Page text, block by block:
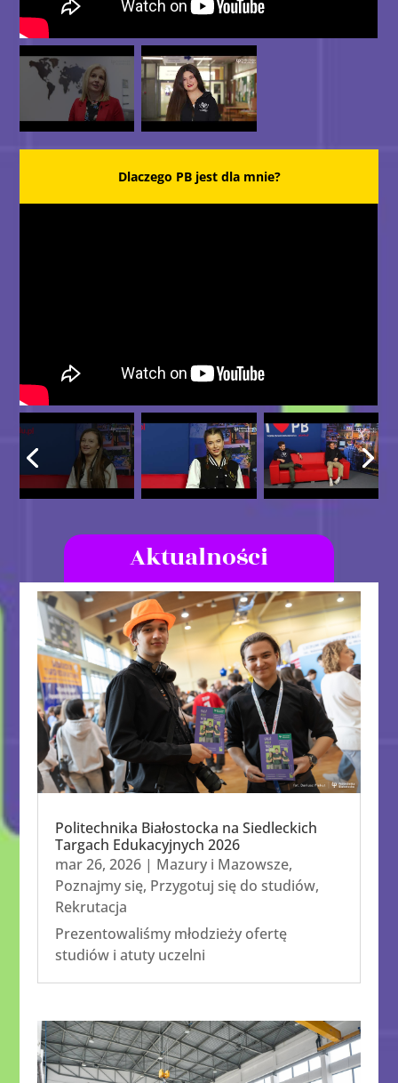
Dlaczego PB jest dla mnie?
Aktualności
Politechnika Białostocka na Siedleckich
Targach Edukacyjnych 2026
mar 26, 2026 | Mazury i Mazowsze,
Poznajmy się, Przygotuj się do studiów,
Rekrutacja
Prezentowaliśmy młodzieży ofertę
studiów i atuty uczelni